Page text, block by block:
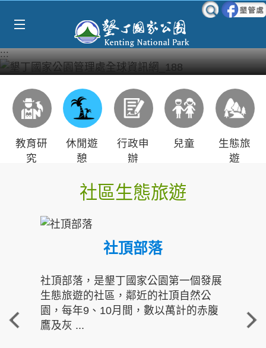
:::
教育研
究
休閒遊
憩
行政申
辦
兒童
生態旅
遊
社區生態旅遊
社頂部落
社頂部落，是墾丁國家公園第一個發展
生態旅遊的社區，鄰近的社頂自然公
園，每年9、10月間，數以萬計的赤腹
鷹及灰 ...
重
走進